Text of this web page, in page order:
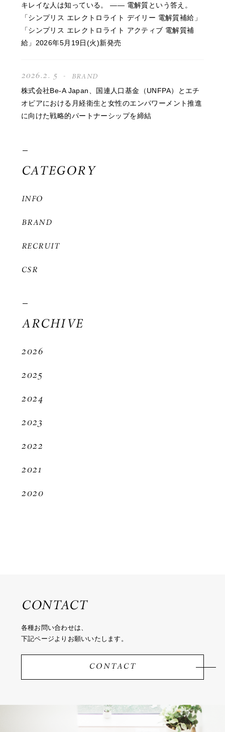
キレイな人は知っている。 —— 電解質という答え。
「シンプリス エレクトロライト デイリー 電解質補給」
「シンプリス エレクトロライト アクティブ 電解質補
給」2026年5月19日(火)新発売
2026.2. 5 BRAND
株式会社Be-A Japan、国連人口基金（UNFPA）とエチ
オピアにおける月経衛生と女性のエンパワーメント推進
に向けた戦略的パートナーシップを締結
CATEGORY
INFO
BRAND
RECRUIT
CSR
ARCHIVE
2026
2025
2024
2023
2022
2021
2020
CONTACT
各種お問い合わせは、
下記ページよりお願いいたします。
CONTACT